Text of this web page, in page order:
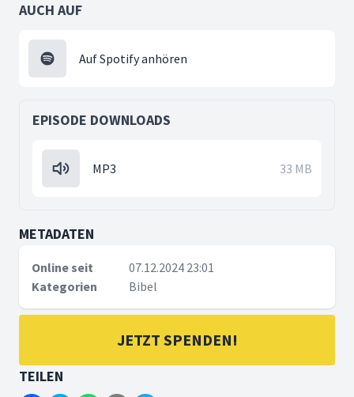
AUCH AUF
Auf Spotify anhören
EPISODE DOWNLOADS
MP3 33 MB
METADATEN
Online seit
07.12.2024 23:01
Kategorien
Bibel
JETZT SPENDEN!
TEILEN